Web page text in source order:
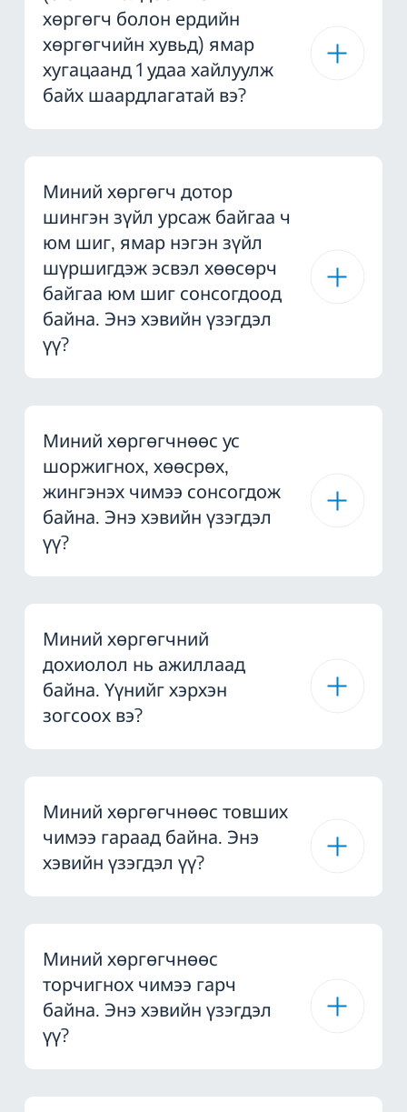
хөргөгч болон ердийн
хөргөгчийн хувьд) ямар
хугацаанд 1 удаа хайлуулж
байх шаардлагатай вэ?
Миний хөргөгч дотор
шингэн зүйл урсаж байгаа ч
юм шиг, ямар нэгэн зүйл
шүршигдэж эсвэл хөөсөрч
байгаа юм шиг сонсогдоод
байна. Энэ хэвийн үзэгдэл
үү?
Миний хөргөгчнөөс ус
шоржигнох, хөөсрөх,
жингэнэх чимээ сонсогдож
байна. Энэ хэвийн үзэгдэл
үү?
Миний хөргөгчний
дохиолол нь ажиллаад
байна. Үүнийг хэрхэн
зогсоох вэ?
Миний хөргөгчнөөс товших
чимээ гараад байна. Энэ
хэвийн үзэгдэл үү?
Миний хөргөгчнөөс
торчигнох чимээ гарч
байна. Энэ хэвийн үзэгдэл
үү?